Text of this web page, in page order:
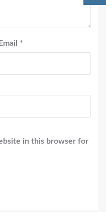
Email *
in this browser for